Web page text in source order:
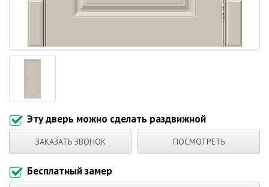
Эту дверь можно сделать раздвижной
ЗАКАЗАТЬ ЗВОНОК ПОСМОТРЕТЬ
Бесплатный замер